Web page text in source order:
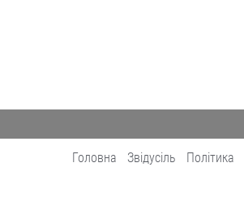
Головна Звідусіль Політика